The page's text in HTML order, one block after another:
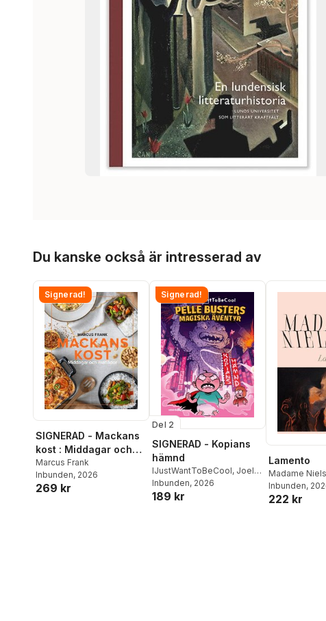
Du kanske också är intresserad av
Signerad!
SIGNERAD - Mackans
kost : Middagar och
matlådor
Marcus Frank
Inbunden, 2026
269 kr
Signerad!
Del 2
SIGNERAD - Kopians
hämnd
IJustWantToBeCool, Joel
Adolphson,Emil Ejdemo
Beer ,Victor Beer
Inbunden, 2026
189 kr
Lamento
Madame
Inbunden,
222 kr